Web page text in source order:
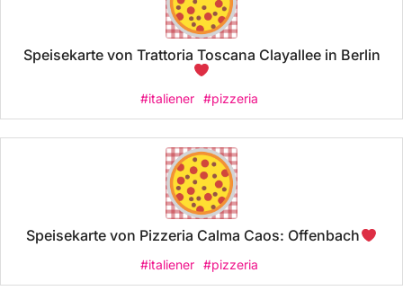
Speisekarte von Trattoria Toscana Clayallee in Berlin
#italiener #pizzeria
Speisekarte von Pizzeria Calma Caos: Offenbach
#italiener #pizzeria